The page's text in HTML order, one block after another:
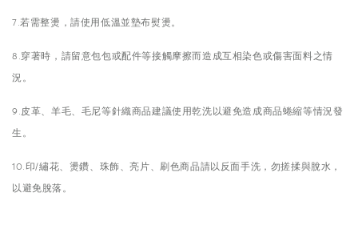
7.若需整燙，請使用低溫並墊布熨燙。
8.穿著時，請留意包包或配件等接觸摩擦而造成互相染色或傷害面料之情
況。
9.皮革、羊毛、毛尼等針織商品建議使用乾洗以避免造成商品蜷縮等情況發
生。
10.印/繡花、燙鑽、珠飾、亮片、刷色商品請以反面手洗，勿搓揉與脫水，
以避免脫落。